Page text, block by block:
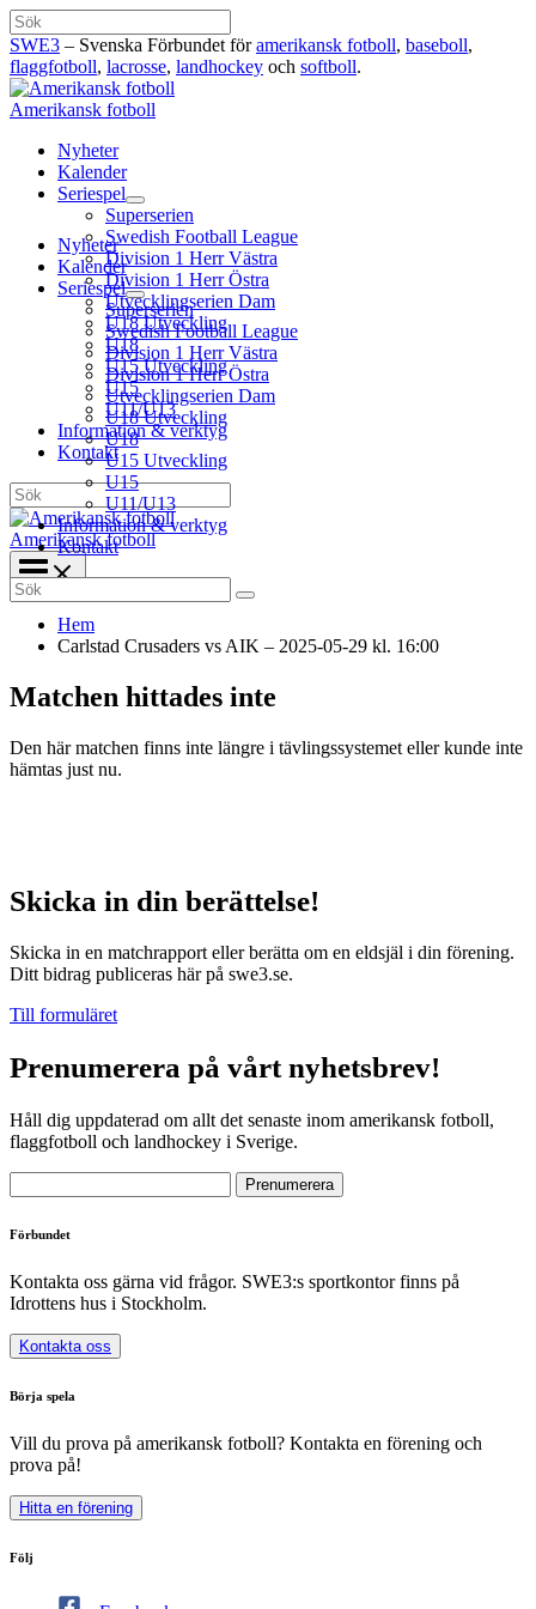
Hoppa
till
innehåll
Sök
SWE3 – Svenska Förbundet föramerikansk fotboll, baseboll,
flaggfotboll, lacrosse, landhockey och softboll.
Amerikansk fotboll
Nyheter
Kalender
Seriespel
Superserien
Swedish Football League
Division 1 Herr Västra
Division 1 Herr Östra
Utvecklingserien Dam
U18 Utveckling
U18
U15 Utveckling
U15
U11/U13
Information & verktyg
Kontakt
Sök
Amerikansk fotboll
Nyheter
Kalender
Seriespel
Superserien
Swedish Football League
Division 1 Herr Västra
Division 1 Herr Östra
Utvecklingserien Dam
U18 Utveckling
U18
U15 Utveckling
U15
U11/U13
Information & verktyg
Kontakt
Search
for:
Hem
Carlstad Crusaders vs AIK – 2025-05-29 kl. 16:00
Matchen hittades inte
Den här matchen finns inte längre i tävlingssystemet eller kunde inte
hämtas just nu.
Skicka in din berättelse!
Skicka in en matchrapport eller berätta om en eldsjäl i din förening.
Ditt bidrag publiceras här på swe3.se.
Till formuläret
Prenumerera på vårt nyhetsbrev!
Håll dig uppdaterad om allt det senaste inom amerikansk fotboll,
flaggfotboll och landhockey i Sverige.
Förbundet
Kontakta oss gärna vid frågor. SWE3:s sportkontor finns på
Idrottens hus i Stockholm.
Kontakta oss
Börja spela
Vill du prova på amerikansk fotboll? Kontakta en förening och
prova på!
Hitta en förening
Följ